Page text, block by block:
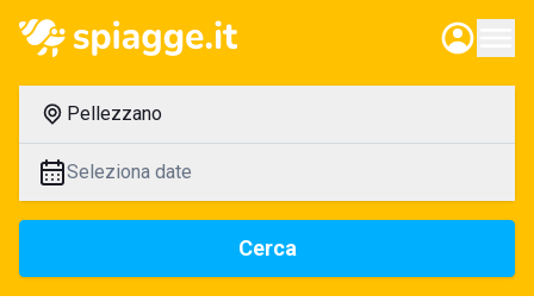
Pellezzano
Seleziona date
Cerca